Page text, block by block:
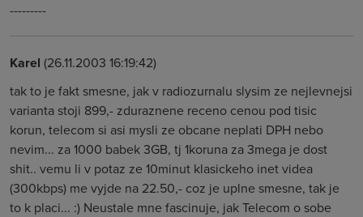
---------
Karel (26.11.2003 16:19:42)
tak to je fakt smesne, jak v radiozurnalu slysim ze nejlevnejsi
varianta stoji 899,- zduraznene receno cenou pod tisic
korun, telecom si asi mysli ze obcane neplati DPH nebo
nevim... za 1000 babek 3GB, tj 1koruna za 3mega je dost
shit.. vemu li v potaz ze 10minut klasickeho inet videa
(300kbps) me vyjde na 22.50,- coz je uplne smesne, tak je
to k placi... :) Neustale mne fascinuje, jak Telecom o sobe